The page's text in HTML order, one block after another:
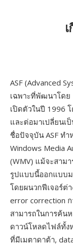
ASF (Advanced
เฉพาะที่พัฒนาโดย
เปิดตัวในปี 1996
และต่อมาเปลี่ยนเ
ชื่อปัจจุบัน ASF ท
Windows Media
(WMV) แม้จะสาม
รูปแบบนี้ออกแบบม
โดยผนวกฟีเจอร์ต่
error correction
สามารถในการค้น
ดาวน์โหลดไฟล์ทั้ง
ที่มีเมตาดาต้า,